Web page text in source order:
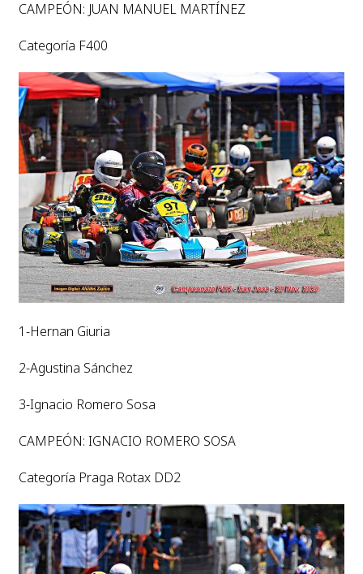
CAMPEÓN: JUAN MANUEL MARTÍNEZ
Categoría F400
1-Hernan Giuria
2-Agustina Sánchez
3-Ignacio Romero Sosa
CAMPEÓN: IGNACIO ROMERO SOSA
Categoría Praga Rotax DD2